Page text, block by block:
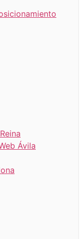
Ávila